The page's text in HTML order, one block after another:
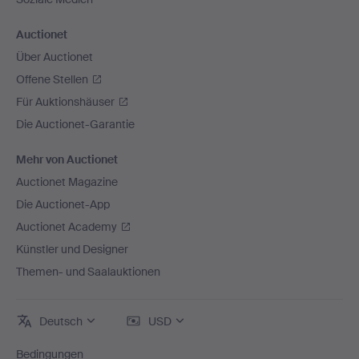
Auctionet
Über Auctionet
Offene Stellen
Für Auktionshäuser
Die Auctionet-Garantie
Mehr von Auctionet
Auctionet Magazine
Die Auctionet-App
Auctionet Academy
Künstler und Designer
Themen- und Saalauktionen
Deutsch USD
Bedingungen